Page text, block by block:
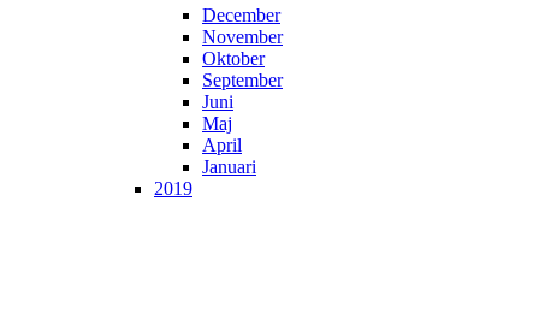
December
November
Oktober
September
Juni
Maj
April
Januari
2019